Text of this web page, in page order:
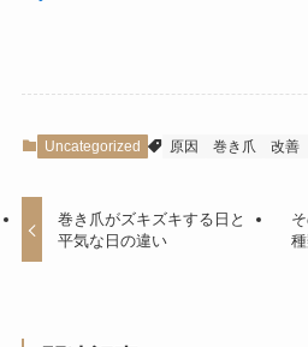
Uncategorized 原因 巻き爪 改善
巻き爪がズキズキする日と
平気な日の違い